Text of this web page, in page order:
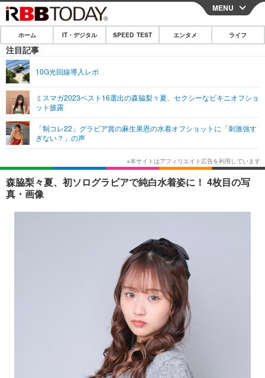
CLOSE
ホーム
IT・デジタル
ネタ
ショッピング その他
SPEED TEST
エンタメ
エンタメTOP
韓国・芸能
音楽 スポーツ
ライフ
ライフTOP グルメ
ペット ショッピング
その他
リリース一覧
プッシュ通知の停止方法
MENU
ホーム IT・デジタル SPEED TEST エンタメ ライフ
注目記事
10G光回線導入レポ
ミスマガ2023ベスト16選出の森脇梨々夏、セクシーなビキニオフショ
ット披露
「制コレ22」グラビア賞の麻生果恩の水着オフショットに「刺激強す
ぎない？」の声
森脇梨々夏、初ソログラビアで純白水着姿に！ 4枚目の写
真・画像